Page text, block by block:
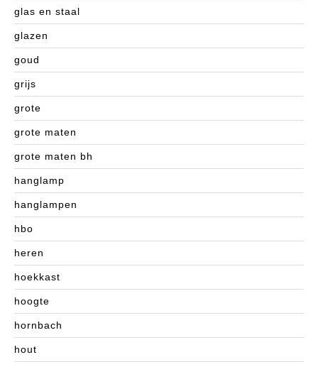
glas en staal
glazen
goud
grijs
grote
grote maten
grote maten bh
hanglamp
hanglampen
hbo
heren
hoekkast
hoogte
hornbach
hout